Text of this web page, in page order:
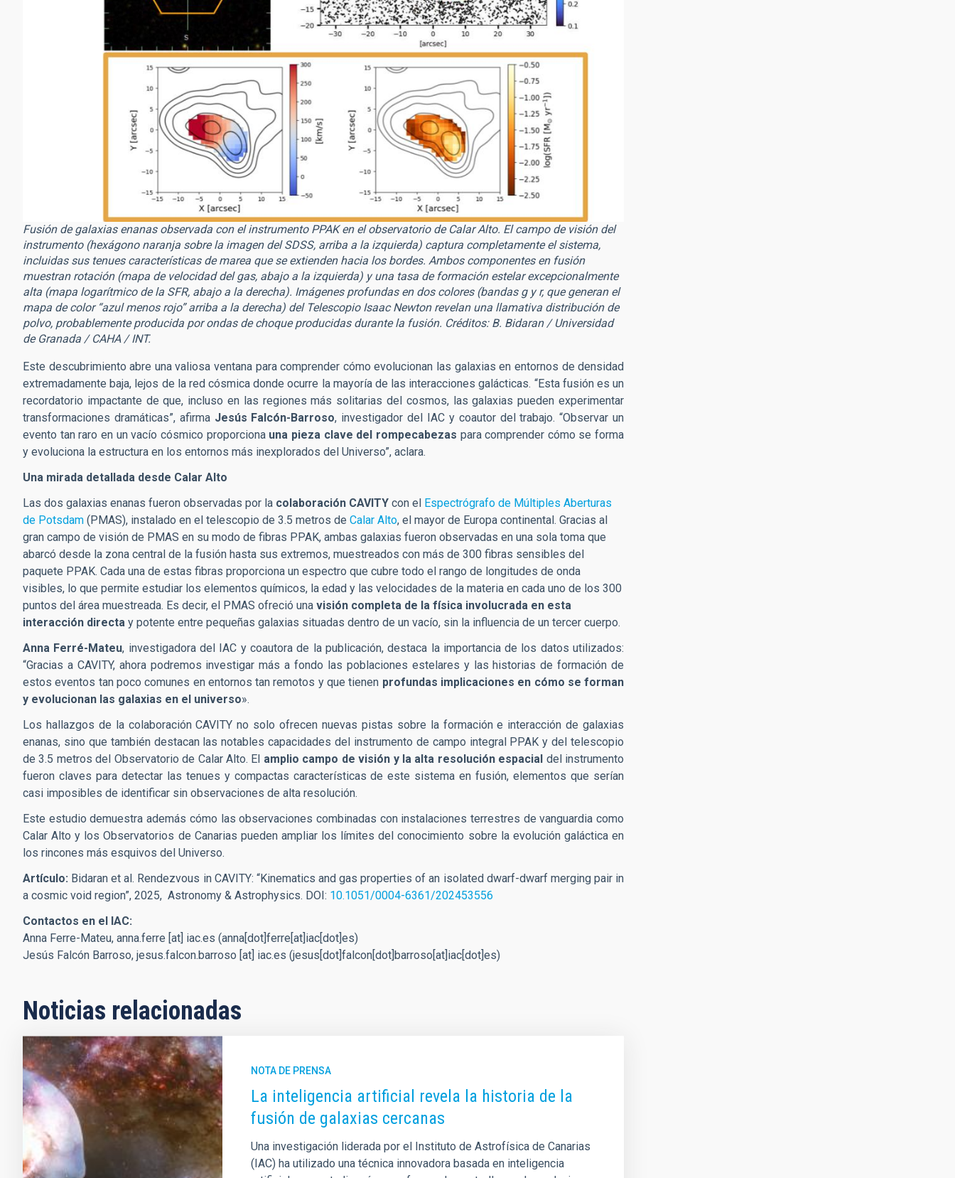
Fusión de galaxias enanas observada con el instrumento PPAK en el observatorio de Calar Alto. El campo de visión del
instrumento (hexágono naranja sobre la imagen del SDSS, arriba a la izquierda) captura completamente el sistema,
incluidas sus tenues características de marea que se extienden hacia los bordes. Ambos componentes en fusión
muestran rotación (mapa de velocidad del gas, abajo a la izquierda) y una tasa de formación estelar excepcionalmente
alta (mapa logarítmico de la SFR, abajo a la derecha). Imágenes profundas en dos colores (bandas g y r, que generan el
mapa de color “azul menos rojo” arriba a la derecha) del Telescopio Isaac Newton revelan una llamativa distribución de
polvo, probablemente producida por ondas de choque producidas durante la fusión. Créditos: B. Bidaran / Universidad
de Granada / CAHA / INT.
Este descubrimiento abre una valiosa ventana para comprender cómo evolucionan las galaxias en entornos de densidad
extremadamente baja, lejos de la red cósmica donde ocurre la mayoría de las interacciones galácticas. “Esta fusión es un
recordatorio impactante de que, incluso en las regiones más solitarias del cosmos, las galaxias pueden experimentar
transformaciones dramáticas”, afirma Jesús Falcón-Barroso, investigador del IAC y coautor del trabajo. “Observar un
evento tan raro en un vacío cósmico proporcionauna pieza clave del rompecabezas para comprender cómo se forma
y evoluciona la estructura en los entornos más inexplorados del Universo”, aclara.
Una mirada detallada desde Calar Alto
Las dos galaxias enanas fueron observadas por la colaboración CAVITY con el Espectrógrafo de Múltiples Aberturas
de Potsdam (PMAS), instalado en el telescopio de 3.5 metros de Calar Alto, el mayor de Europa continental. Gracias al
gran campo de visión de PMAS en su modo de fibras PPAK, ambas galaxias fueron observadas en una sola toma que
abarcó desde la zona central de la fusión hasta sus extremos, muestreados con más de 300 fibras sensibles del
paquete PPAK. Cada una de estas fibras proporciona un espectro que cubre todo el rango de longitudes de onda
visibles, lo que permite estudiar los elementos químicos, la edad y las velocidades de la materia en cada uno de los 300
puntos del área muestreada. Es decir, el PMAS ofreció una visión completa de la física involucrada en esta
interacción directa y potente entre pequeñas galaxias situadas dentro de un vacío, sin la influencia de un tercer cuerpo.
Anna Ferré-Mateu, investigadora del IAC y coautora de la publicación, destaca la importancia de los datos utilizados:
“Gracias a CAVITY, ahora podremos investigar más a fondo las poblaciones estelares y las historias de formación de
estos eventos tan poco comunes en entornos tan remotos y que tienen profundas implicaciones en cómo se forman
y evolucionan las galaxias en el universo».
Los hallazgos de la colaboración CAVITY no solo ofrecen nuevas pistas sobre la formación e interacción de galaxias
enanas, sino que también destacan las notables capacidades del instrumento de campo integral PPAK y del telescopio
de 3.5 metros del Observatorio de Calar Alto. El amplio campo de visión y la alta resolución espacial del instrumento
fueron claves para detectar las tenues y compactas características de este sistema en fusión, elementos que serían
casi imposibles de identificar sin observaciones de alta resolución.
Este estudio demuestra además cómo las observaciones combinadas con instalaciones terrestres de vanguardia como
Calar Alto y los Observatorios de Canarias pueden ampliar los límites del conocimiento sobre la evolución galáctica en
los rincones más esquivos del Universo.
Artículo: Bidaran et al. Rendezvous in CAVITY: “Kinematics and gas properties of an isolated dwarf-dwarf merging pair in
a cosmic void region”, 2025, Astronomy & Astrophysics. DOI: 10.1051/0004-6361/202453556
Contactos en el IAC:
Anna Ferre-Mateu, anna.ferre [at] iac.es (anna[dot]ferre[at]iac[dot]es)
Jesús Falcón Barroso, jesus.falcon.barroso [at] iac.es (jesus[dot]falcon[dot]barroso[at]iac[dot]es)
Noticias relacionadas
NOTA DE PRENSA
La inteligencia artificial revela la historia de la
fusión de galaxias cercanas
Una investigación liderada por el Instituto de Astrofísica de Canarias
(IAC) ha utilizado una técnica innovadora basada en inteligencia